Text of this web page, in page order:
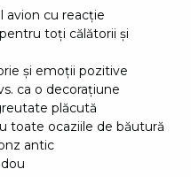
avion cu reacție
toți călătorii și
și emoții pozitive
ca o decorațiune
plăcută
toate ocaziile de băutură
antic